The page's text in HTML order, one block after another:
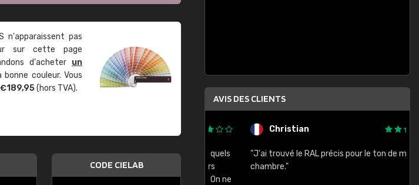
n'apparaissent pas
sur cette page
d'acheter un
couleur. Vous
(hors TVA).
CODE CIELAB
AVIS DES CLIENTS
"Le site ne permet pas de voir clairement quels
sont les produits disponibles. Il y a plusieurs
palettes de couleurs: Classic, Design, etc. On ne
Christian
"J'ai trouvé le RAL précis pour le ton de ma
chambre."